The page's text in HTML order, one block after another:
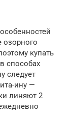
озорного
купать
способах
следует
ину —
линяют 2